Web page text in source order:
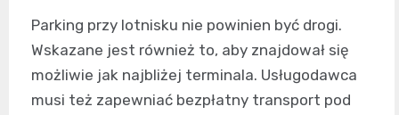
Parking przy lotnisku nie powinien być drogi.
Wskazane jest również to, aby znajdował się
możliwie jak najbliżej terminala. Usługodawca
musi też zapewniać bezpłatny transport pod